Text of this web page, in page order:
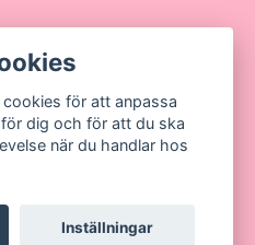
för att anpassa
dig och för att du ska
när du handlar hos
Inställningar